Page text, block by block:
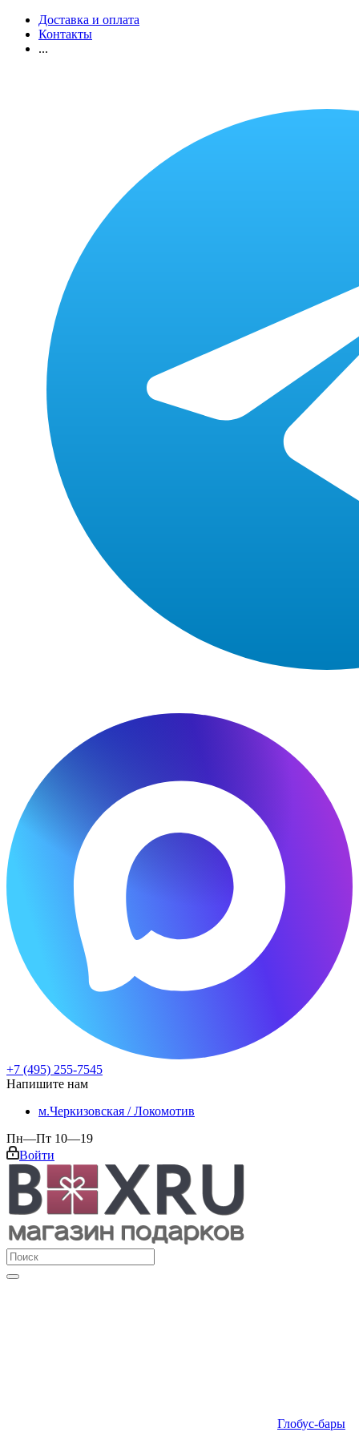
Доставка и оплата
Контакты
...
+7 (495) 255-7545
Напишите нам
м.Черкизовская / Локомотив
Пн—Пт 10—19
Войти
Глобус-бары